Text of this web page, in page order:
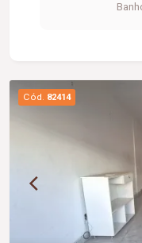
Cód. 82414